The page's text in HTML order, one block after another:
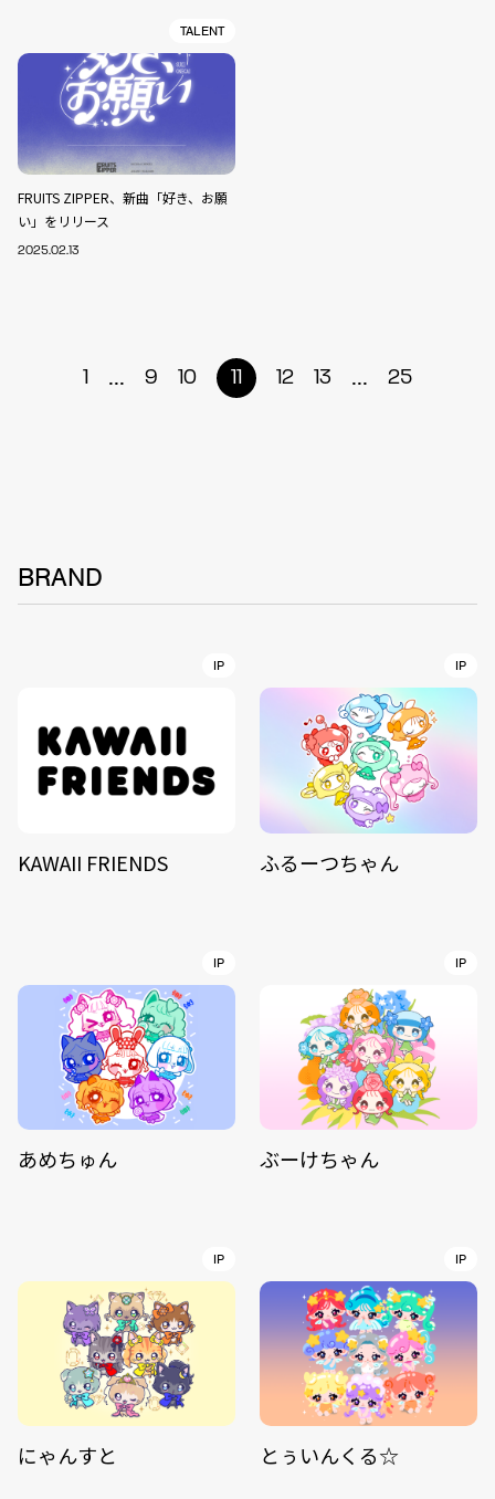
TALENT
FRUITS ZIPPER、新曲「好き、お願
い」をリリース
2025.02.13
1 ... 9 10 11 12 13 ... 25
BRAND
IP
KAWAII FRIENDS
IP
ふるーつちゃん
IP
あめちゅん
IP
ぶーけちゃん
IP
にゃんすと
IP
とぅいんくる☆